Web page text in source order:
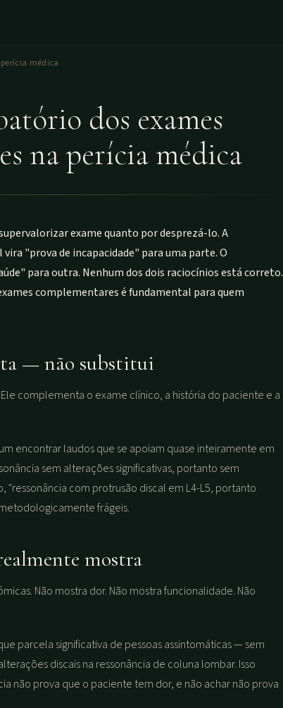
médica
dos exames
na perícia médica
exame quanto por desprezá-lo. A
"prova de incapacidade" para uma parte. O
para outra. Nenhum dos dois raciocínios está correto.
complementares é fundamental para quem
— não substitui
complementa o exame clínico, a história do paciente e a
encontrar laudos que se apoiam quase inteiramente em
sem alterações significativas, portanto sem
"ressonância com protrusão discal em L4-L5, portanto
frágeis.
mostra
Não mostra dor. Não mostra funcionalidade. Não
parcela significativa de pessoas assintomáticas — sem
discais na ressonância de coluna lombar. Isso
não prova que o paciente tem dor, e não achar não prova